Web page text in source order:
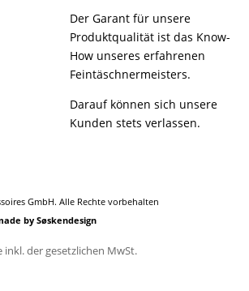
Der Garant für unsere
Produktqualität ist das Know-
How unseres erfahrenen
Feintäschnermeisters.
Darauf können sich unsere
Kunden stets verlassen.
GmbH. Alle Rechte vorbehalten
by Søskendesign
inkl. der gesetzlichen MwSt.